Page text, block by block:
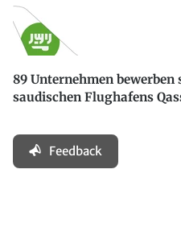
89 Unternehmen bewerben
saudischen Flughafens
Feedback